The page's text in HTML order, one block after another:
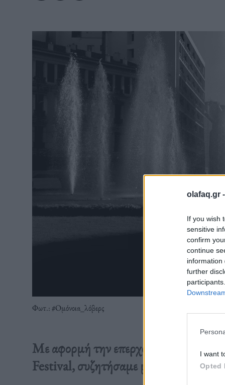
olafaq.gr -
If you wish
sensitive
confirm
continue
information
further
I want
Opted
Φωτ.: #Oμόνοια_λόβερς
Με αφορμή την επερχόμενη έκθεση
Festival, συζητήσαμε με τον